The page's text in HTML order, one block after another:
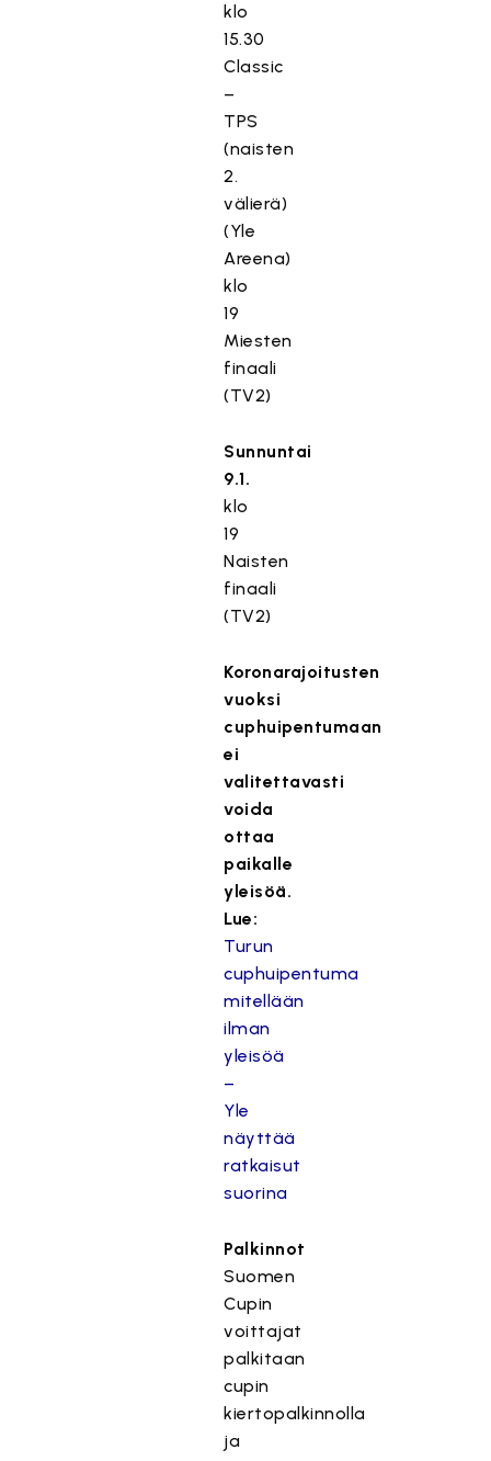
klo
15.30
Classic
–
TPS
(naisten
2.
välierä)
(Yle
Areena)
klo
19
Miesten
finaali
(TV2)
Sunnuntai
9.1.
klo
19
Naisten
finaali
(TV2)
Koronarajoitusten
vuoksi
cuphuipentumaan
ei
valitettavasti
voida
ottaa
paikalle
yleisöä.
Lue:
Turun
cuphuipentuma
mitellään
ilman
yleisöä
–
Yle
näyttää
ratkaisut
suorina
Palkinnot
Suomen
Cupin
voittajat
palkitaan
cupin
kiertopalkinnolla
ja